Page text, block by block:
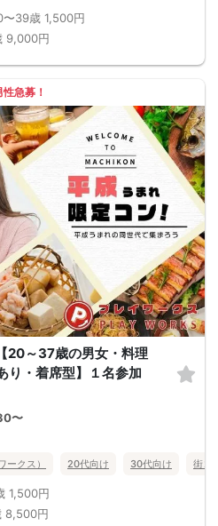
〜39歳 1,500円
9,000円
性急募！
20～37歳の男女・料理
・着席型】１名参加
〜
クス） 20代向け 30代向け 街コ
1,500円
8,500円